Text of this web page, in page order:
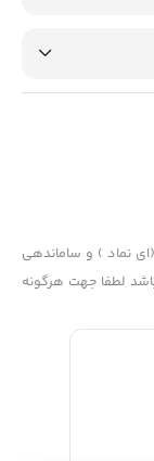
نماد ) و ساماندهی
لطفا جهت هرگونه
نمایید . تلفن های